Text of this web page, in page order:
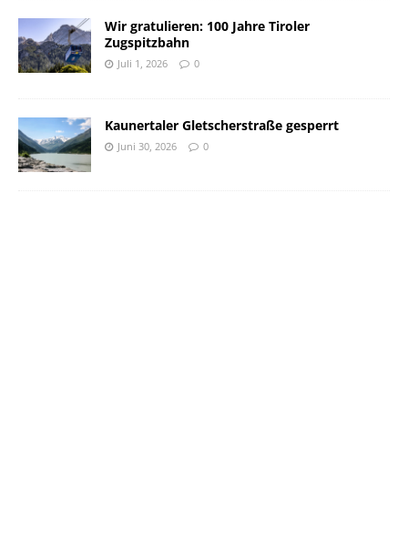
Wir gratulieren: 100 Jahre Tiroler
Zugspitzbahn
Juli 1, 2026 0
Kaunertaler Gletscherstraße gesperrt
Juni 30, 2026 0